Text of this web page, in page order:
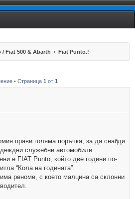
Club Bulgaria
Fiat 500 & Abarth Fiat Punto.!
• Страница 1 от 1
прави голяма поръчка, за да снабди
служебни автомобили.
е FIAT Punto, който две години по-
“Кола на годината”.
реноме, с което малцина са склонни